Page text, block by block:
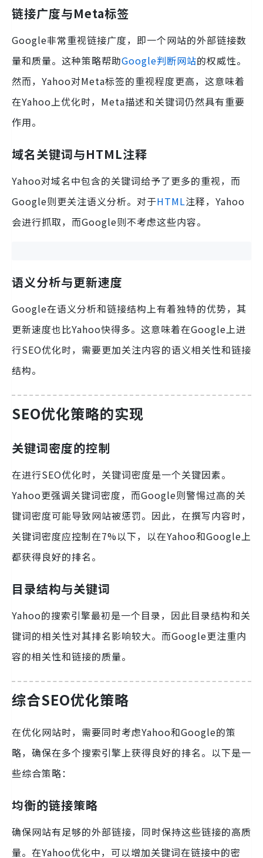
链接广度与Meta标签
Google非常重视链接广度，即一个网站的外部链接数
量和质量。这种策略帮助Google判断网站的权威性。
然而，Yahoo对Meta标签的重视程度更高，这意味着
在Yahoo上优化时，Meta描述和关键词仍然具有重要
作用。
域名关键词与HTML注释
Yahoo对域名中包含的关键词给予了更多的重视，而
Google则更关注语义分析。对于HTML注释，Yahoo
会进行抓取，而Google则不考虑这些内容。
语义分析与更新速度
Google在语义分析和链接结构上有着独特的优势，其
更新速度也比Yahoo快得多。这意味着在Google上进
行SEO优化时，需要更加关注内容的语义相关性和链接
结构。
SEO优化策略的实现
关键词密度的控制
在进行SEO优化时，关键词密度是一个关键因素。
Yahoo更强调关键词密度，而Google则警惕过高的关
键词密度可能导致网站被惩罚。因此，在撰写内容时，
关键词密度应控制在7%以下，以在Yahoo和Google上
都获得良好的排名。
目录结构与关键词
Yahoo的搜索引擎最初是一个目录，因此目录结构和关
键词的相关性对其排名影响较大。而Google更注重内
容的相关性和链接的质量。
综合SEO优化策略
在优化网站时，需要同时考虑Yahoo和Google的策
略，确保在多个搜索引擎上获得良好的排名。以下是一
些综合策略：
均衡的链接策略
确保网站有足够的外部链接，同时保持这些链接的高质
量。在Yahoo优化中，可以增加关键词在链接中的密